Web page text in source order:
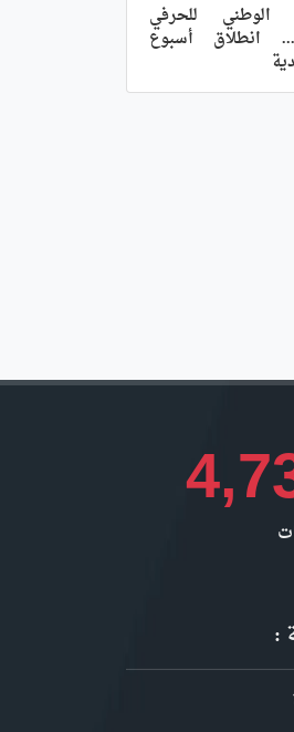
الوطني للحرفي
انطلاق أسبوع
: